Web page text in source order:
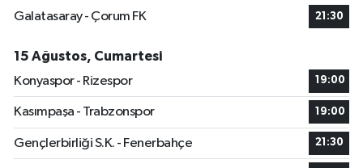
Galatasaray - Çorum FK
21:30
15 Ağustos, Cumartesi
Konyaspor - Rizespor
19:00
Kasımpaşa - Trabzonspor 19:00
Gençlerbirliği S.K. - Fenerbahçe 21:30